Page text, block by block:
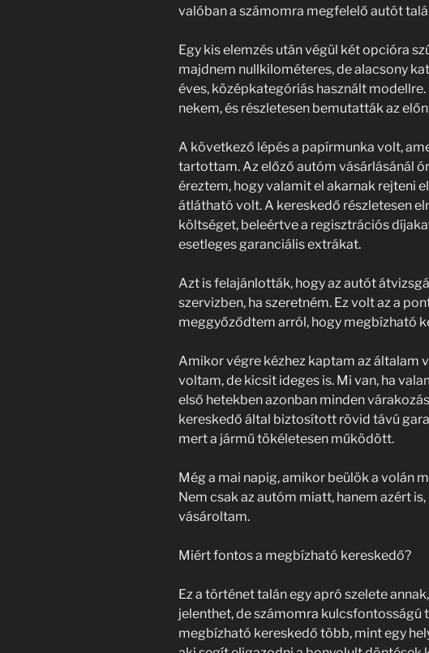
valóban a számomra megfelelő autót
Egy kis elemzés után végül két opcióra
majdnem nullkilométeres, de alacsony
éves, középkategóriás használt
nekem, és részletesen bemutatták az
A következő lépés a papírmunka volt,
tartottam. Az előző autóm vásárlásánál
éreztem, hogy valamit el akarnak rejteni
átlátható volt. A kereskedő részletesen
költséget, beleértve a regisztrációs
esetleges garanciális extrákat.
Azt is felajánlották, hogy az autót
szervizben, ha szeretném. Ez volt az a
meggyőződtem arról, hogy megbízható
Amikor végre kézhez kaptam az általam
voltam, de kicsit ideges is. Mi van, ha
első hetekben azonban minden
kereskedő által biztosított rövid távú
mert a jármű tökéletesen működött.
Még a mai napig, amikor beülök a volán
Nem csak az autóm miatt, hanem azért
vásároltam.
Miért fontos a megbízható kereskedő?
Ez a történet talán egy apró szelete
jelenthet, de számomra kulcsfontosságú
megbízható kereskedő több, mint egy